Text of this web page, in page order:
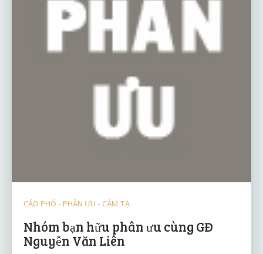
CÁO PHÓ - PHÂN ƯU - CẢM TẠ
Nhóm bạn hữu phân ưu cùng GĐ
Nguyễn Văn Liên